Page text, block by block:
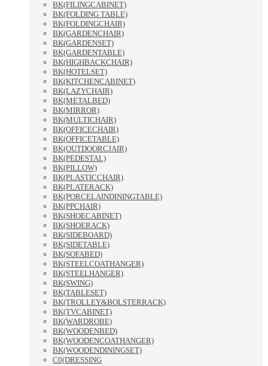
BK(FILINGCABINET)
BK(FOLDING TABLE)
BK(FOLDINGCHAIR)
BK(GARDENCHAIR)
BK(GARDENSET)
BK(GARDENTABLE)
BK(HIGHBACKCHAIR)
BK(HOTELSET)
BK(KITCHENCABINET)
BK(LAZYCHAIR)
BK(METALBED)
BK(MIRROR)
BK(MULTICHAIR)
BK(OFFICECHAIR)
BK(OFFICETABLE)
BK(OUTDOORCJAIR)
BK(PEDESTAL)
BK(PILLOW)
BK(PLASTICCHAIR)
BK(PLATERACK)
BK(PORCELAINDININGTABLE)
BK(PPCHAIR)
BK(SHOECABINET)
BK(SHOERACK)
BK(SIDEBOARD)
BK(SIDETABLE)
BK(SOFABED)
BK(STEELCOATHANGER)
BK(STEELHANGER)
BK(SWING)
BK(TABLESET)
BK(TROLLEY&BOLSTERRACK)
BK(TVCABINET)
BK(WARDROBE)
BK(WOODENBED)
BK(WOODENCOATHANGER)
BK(WOODENDININGSET)
C0(DRESSING